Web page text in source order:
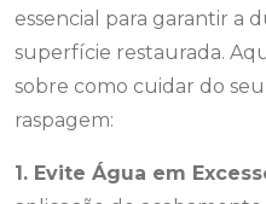
essencial para garantir a
superfície restaurada.
sobre como cuidar do
raspagem:
1. Evite Água em